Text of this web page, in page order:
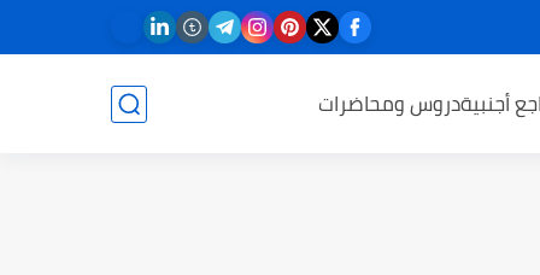
أجنبيةدروس ومحاضرات